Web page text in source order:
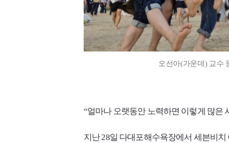
오선아(가운데) 교수
“얼마나 오랫동안 노력하면 이렇게 많은
지난 28일 다대포해수욕장에서 세븐비